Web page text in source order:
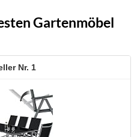
Gartenmöbel
1